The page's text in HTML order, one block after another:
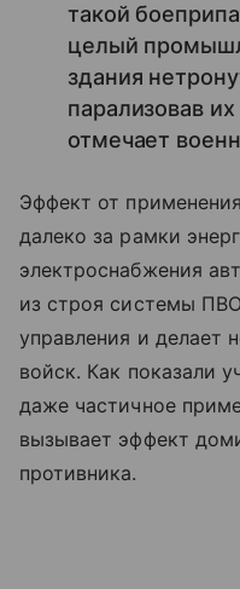
такой
целый
здания
парализовав
отмечает
Эффект от
далеко за рамки
электроснабжения
из строя системы
управления и делает
войск. Как показали
даже частичное
вызывает эффект
противника.